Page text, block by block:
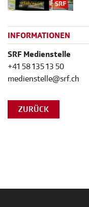
INFORMATIONEN
SRF Medienstelle
+41 58 135 13 50
medienstelle@srf.ch
ZURÜCK